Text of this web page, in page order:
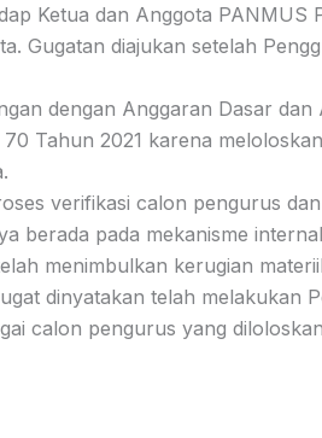
Ketua dan Anggota PANMUS
Gugatan diajukan setelah
dengan Anggaran Dasar dan
Tahun 2021 karena
verifikasi calon pengurus
pada mekanisme
menimbulkan kerugian
dinyatakan telah melakukan
calon pengurus yang